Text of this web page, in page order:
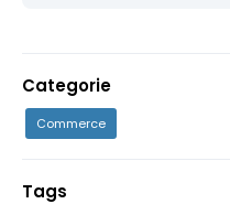
Categorie
Commerce
Tags